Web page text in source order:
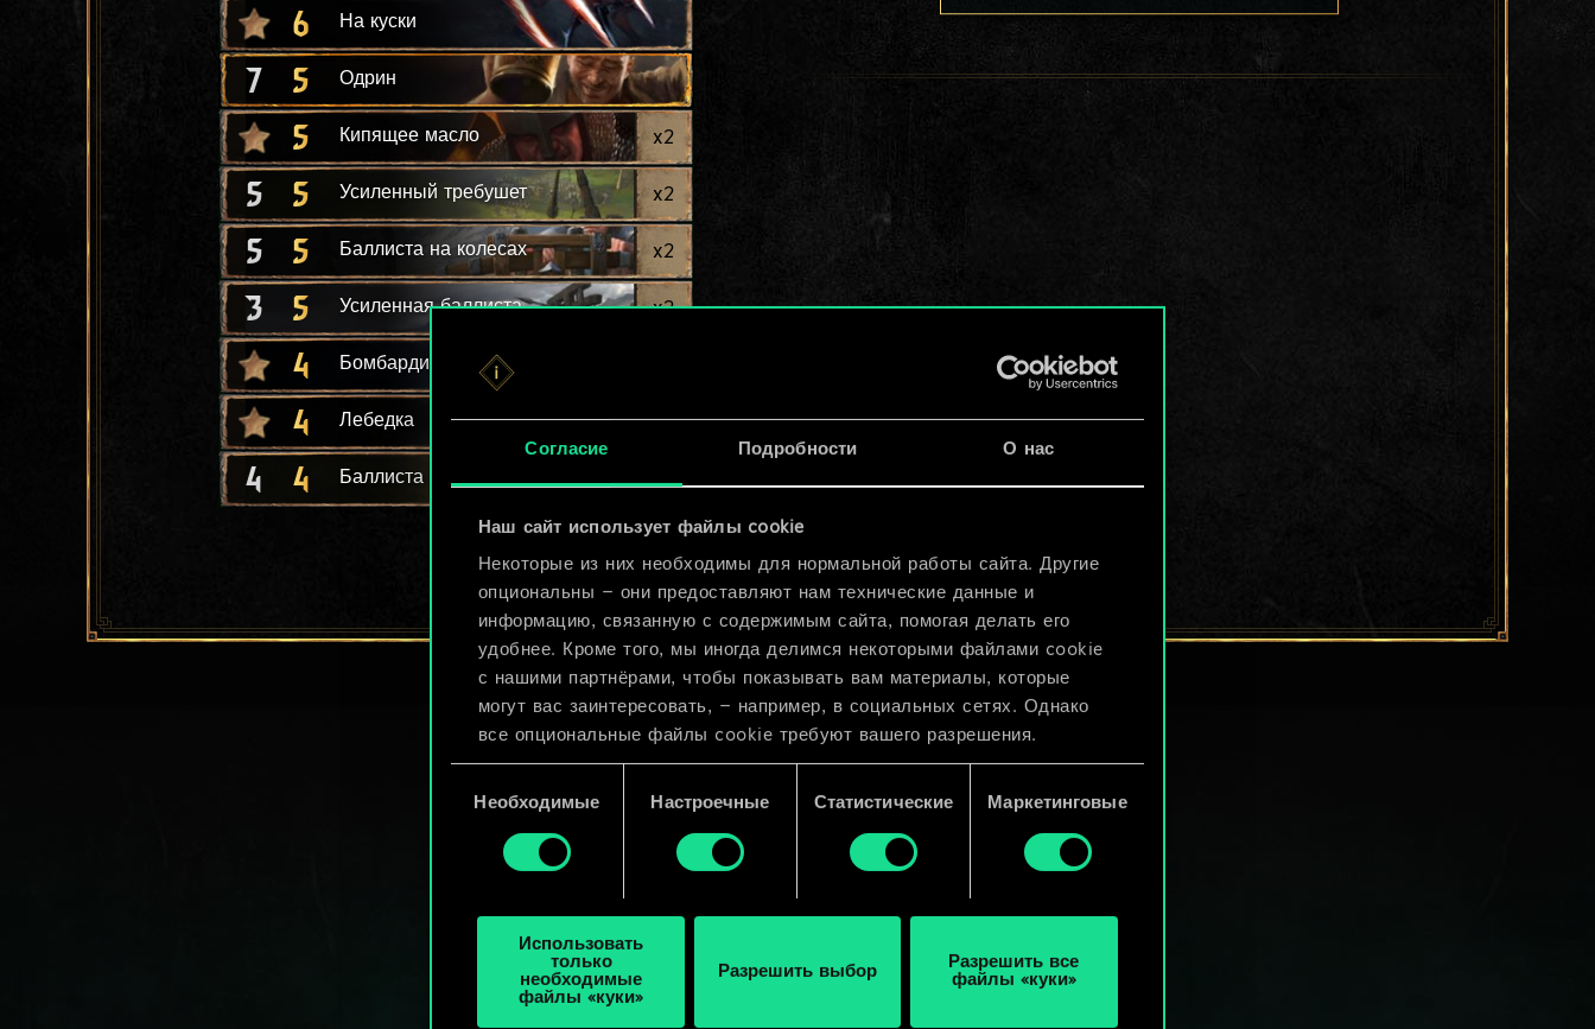
Согласие Подробности О нас
Наш сайт использует файлы cookie
Некоторые из них необходимы для нормальной работы сайта. Другие
опциональны — они предоставляют нам технические данные и
информацию, связанную с содержимым сайта, помогая делать его
удобнее. Кроме того, мы иногда делимся некоторыми файлами cookie
с нашими партнёрами, чтобы показывать вам материалы, которые
могут вас заинтересовать, — например, в социальных сетях. Однако
все опциональные файлы cookie требуют вашего разрешения.
Найти подробную информацию о том, как мы используем ваши файлы
«Настройки» ниже.
согласия
Необходимые Настроечные Статистические Маркетинговые
Использовать
только
необходимые
файлы «куки»
Разрешить выбор
Разрешить все
файлы «куки»
6 На куски
7 5 Одрин
5 Кипящее масло x2
5 5 Усиленный требушет x2
5 5 Баллиста на колесах x2
3 5 Усиленная баллиста x2
4 Бомбардировка
4 Лебедка x2
4 4 Баллиста x2